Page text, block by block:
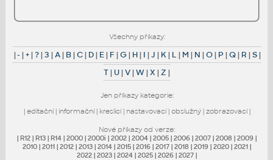
Všechny příkazy:
|- |+|?|3 |A| B|C| D| E| F |G| H| I |J | K| L | M | N |O| P |Q| R |S|
T| U|V|W|X |Z |
Jen příkazy kategorie:
| editační| informační| kreslicí| nastavovací| obslužný| zobrazovací|
Nové příkazy od verze:
| R12 | R13 | R14 | 2000 | 2000i | 2002 | 2004 | 2005 | 2006 | 2007 | 2008 | 2009 |
2010 | 2011 | 2012 | 2013 | 2014 | 2015 | 2016 | 2017 | 2018 | 2019 | 2020 | 2021 |
2022 | 2023 | 2024 | 2025 | 2026 | 2027 |